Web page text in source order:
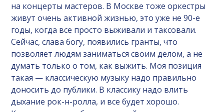
на концерты мастеров. В Москве тоже оркестры
живут очень активной жизнью, это уже не 90-е
годы, когда все просто выживали и таксовали.
Сейчас, слава богу, появились гранты, что
позволяет людям заниматься своим делом, а не
думать только о том, как выжить. Моя позиция
такая — классическую музыку надо правильно
доносить до публики. В классику надо влить
дыхание рок-н-ролла, и все будет хорошо.